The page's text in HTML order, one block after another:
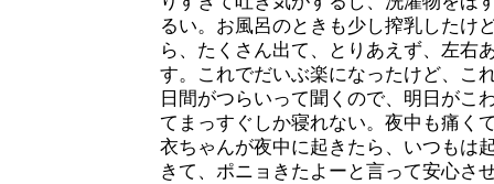
るい。お風呂のときも少し搾乳したけ
ら、たくさん出て、とりあえず、左右
す。これでだいぶ楽になったけど、こ
日間がつらいって聞くので、明日がこ
てまっすぐしか寝れない。夜中も痛く
衣ちゃんが夜中に起きたら、いつもは
きて、ポニョきたよーと言って安心さ